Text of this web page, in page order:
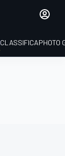
CLASSIFICAPHOTO